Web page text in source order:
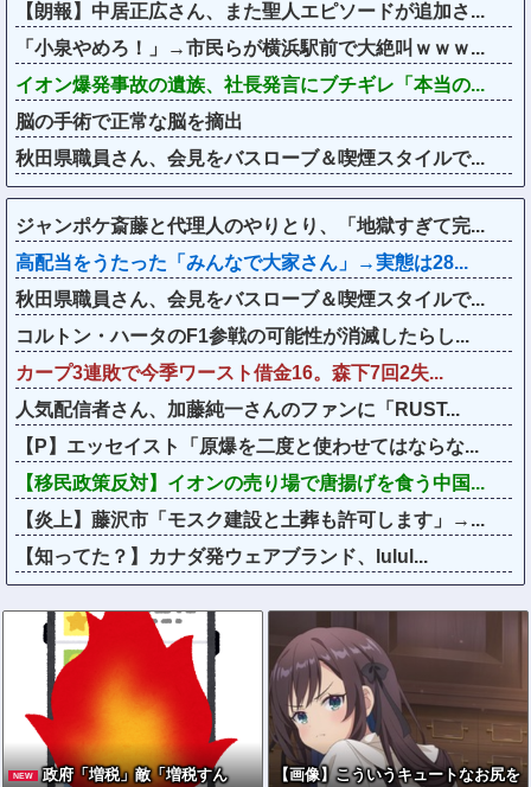
【朗報】中居正広さん、また聖人エピソードが追加さ...
「小泉やめろ！」→市民らが横浜駅前で大絶叫ｗｗｗ...
イオン爆発事故の遺族、社長発言にブチギレ「本当の...
脳の手術で正常な脳を摘出
秋田県職員さん、会見をバスローブ＆喫煙スタイルで...
ジャンポケ斎藤と代理人のやりとり、「地獄すぎて完...
高配当をうたった「みんなで大家さん」→実態は28...
秋田県職員さん、会見をバスローブ＆喫煙スタイルで...
コルトン・ハータのF1参戦の可能性が消滅したらし...
カープ3連敗で今季ワースト借金16。森下7回2失...
人気配信者さん、加藤純一さんのファンに「RUST...
【P】エッセイスト「原爆を二度と使わせてはならな...
【移民政策反対】イオンの売り場で唐揚げを食う中国...
【炎上】藤沢市「モスク建設と土葬も許可します」→...
【知ってた？】カナダ発ウェアブランド、lulul...
NEW
政府「増税」敵「増税すん
【画像】こういうキュートなお尻を